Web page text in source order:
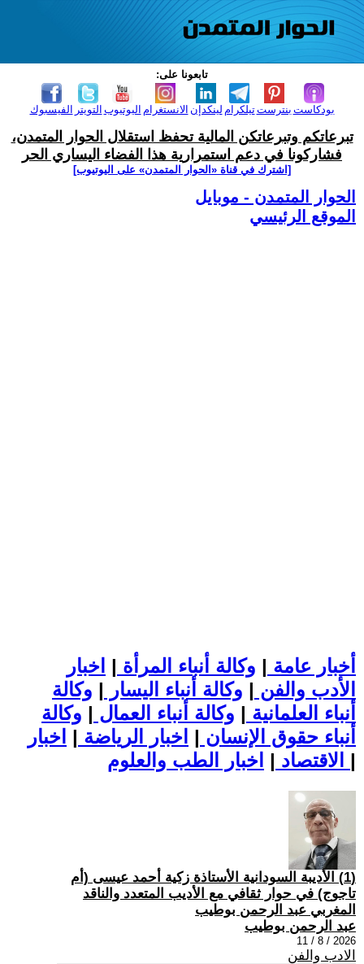
تابعونا على:
الفيسبوك التويتر اليوتيوب الانستغرام لينكدإن تيلكرامبنترست بودكاست
تبرعاتكم وتبرعاتكن المالية تحفظ استقلال الحوار المتمدن،
فشاركونا في دعم استمرارية هذا الفضاء اليساري الحر
[اشترك في قناة ‫«الحوار المتمدن» على اليوتيوب]
الحوار المتمدن - موبايل
الموقع الرئيسي
أخبار عامة | وكالة أنباء المرأة | اخبار
الأدب والفن | وكالة أنباء اليسار | وكالة
أنباء العلمانية | وكالة أنباء العمال | وكالة
أنباء حقوق الإنسان | اخبار الرياضة | اخبار
الاقتصاد | |
(1) الأديبة السودانية الأستاذة زكية أحمد عيسى (أم
تاجوج) في حوار ثقافي مع الأديب المتعدد والناقد
المغربي عبد الرحمن بوطيب
عبد الرحمن بوطيب
2026 / 8 / 11
الادب والفن